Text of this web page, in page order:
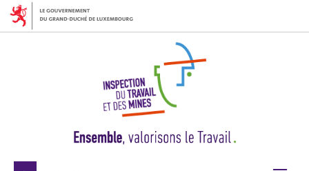
Aller
Aller
au
Changer